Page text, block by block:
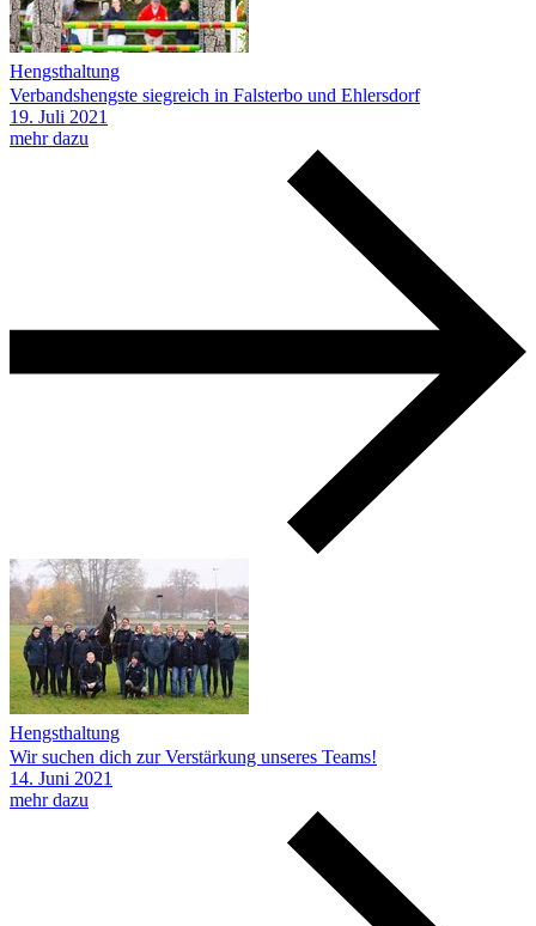
Hengsthaltung
Verbandshengste siegreich in Falsterbo und Ehlersdorf
19. Juli 2021
mehr dazu
Hengsthaltung
Wir suchen dich zur Verstärkung unseres Teams!
14. Juni 2021
mehr dazu